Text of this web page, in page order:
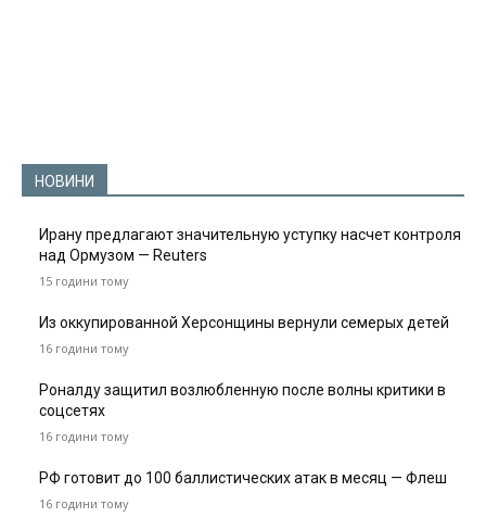
НОВИНИ
Ирану предлагают значительную уступку насчет контроля
над Ормузом — Reuters
15 години тому
Из оккупированной Херсонщины вернули семерых детей
16 години тому
Роналду защитил возлюбленную после волны критики в
соцсетях
16 години тому
РФ готовит до 100 баллистических атак в месяц — Флеш
16 години тому